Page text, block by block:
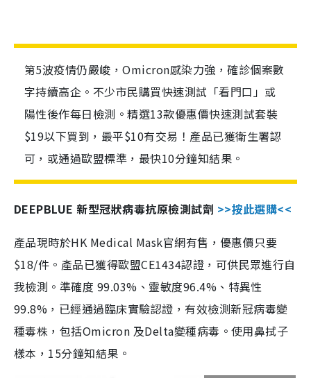
第5波疫情仍嚴峻，Omicron感染力強，確診個案數
字持續高企。不少市民購買快速測試「看門口」或
陽性後作每日檢測。精選13款優惠價快速測試套裝
$19以下買到，最平$10有交易！產品已獲衛生署認
可，或通過歐盟標準，最快10分鐘知結果。
DEEPBLUE 新型冠狀病毒抗原檢測試劑 >>按此選購<<
產品現時於HK Medical Mask官網有售，優惠價只要
$18/件。產品已獲得歐盟CE1434認證，可供民眾進行自
我檢測。準確度 99.03%、靈敏度96.4%、特異性
99.8%，已經通過臨床實驗認證，有效檢測新冠病毒變
種毒株，包括Omicron 及Delta變種病毒。使用鼻拭子
樣本，15分鐘知結果。